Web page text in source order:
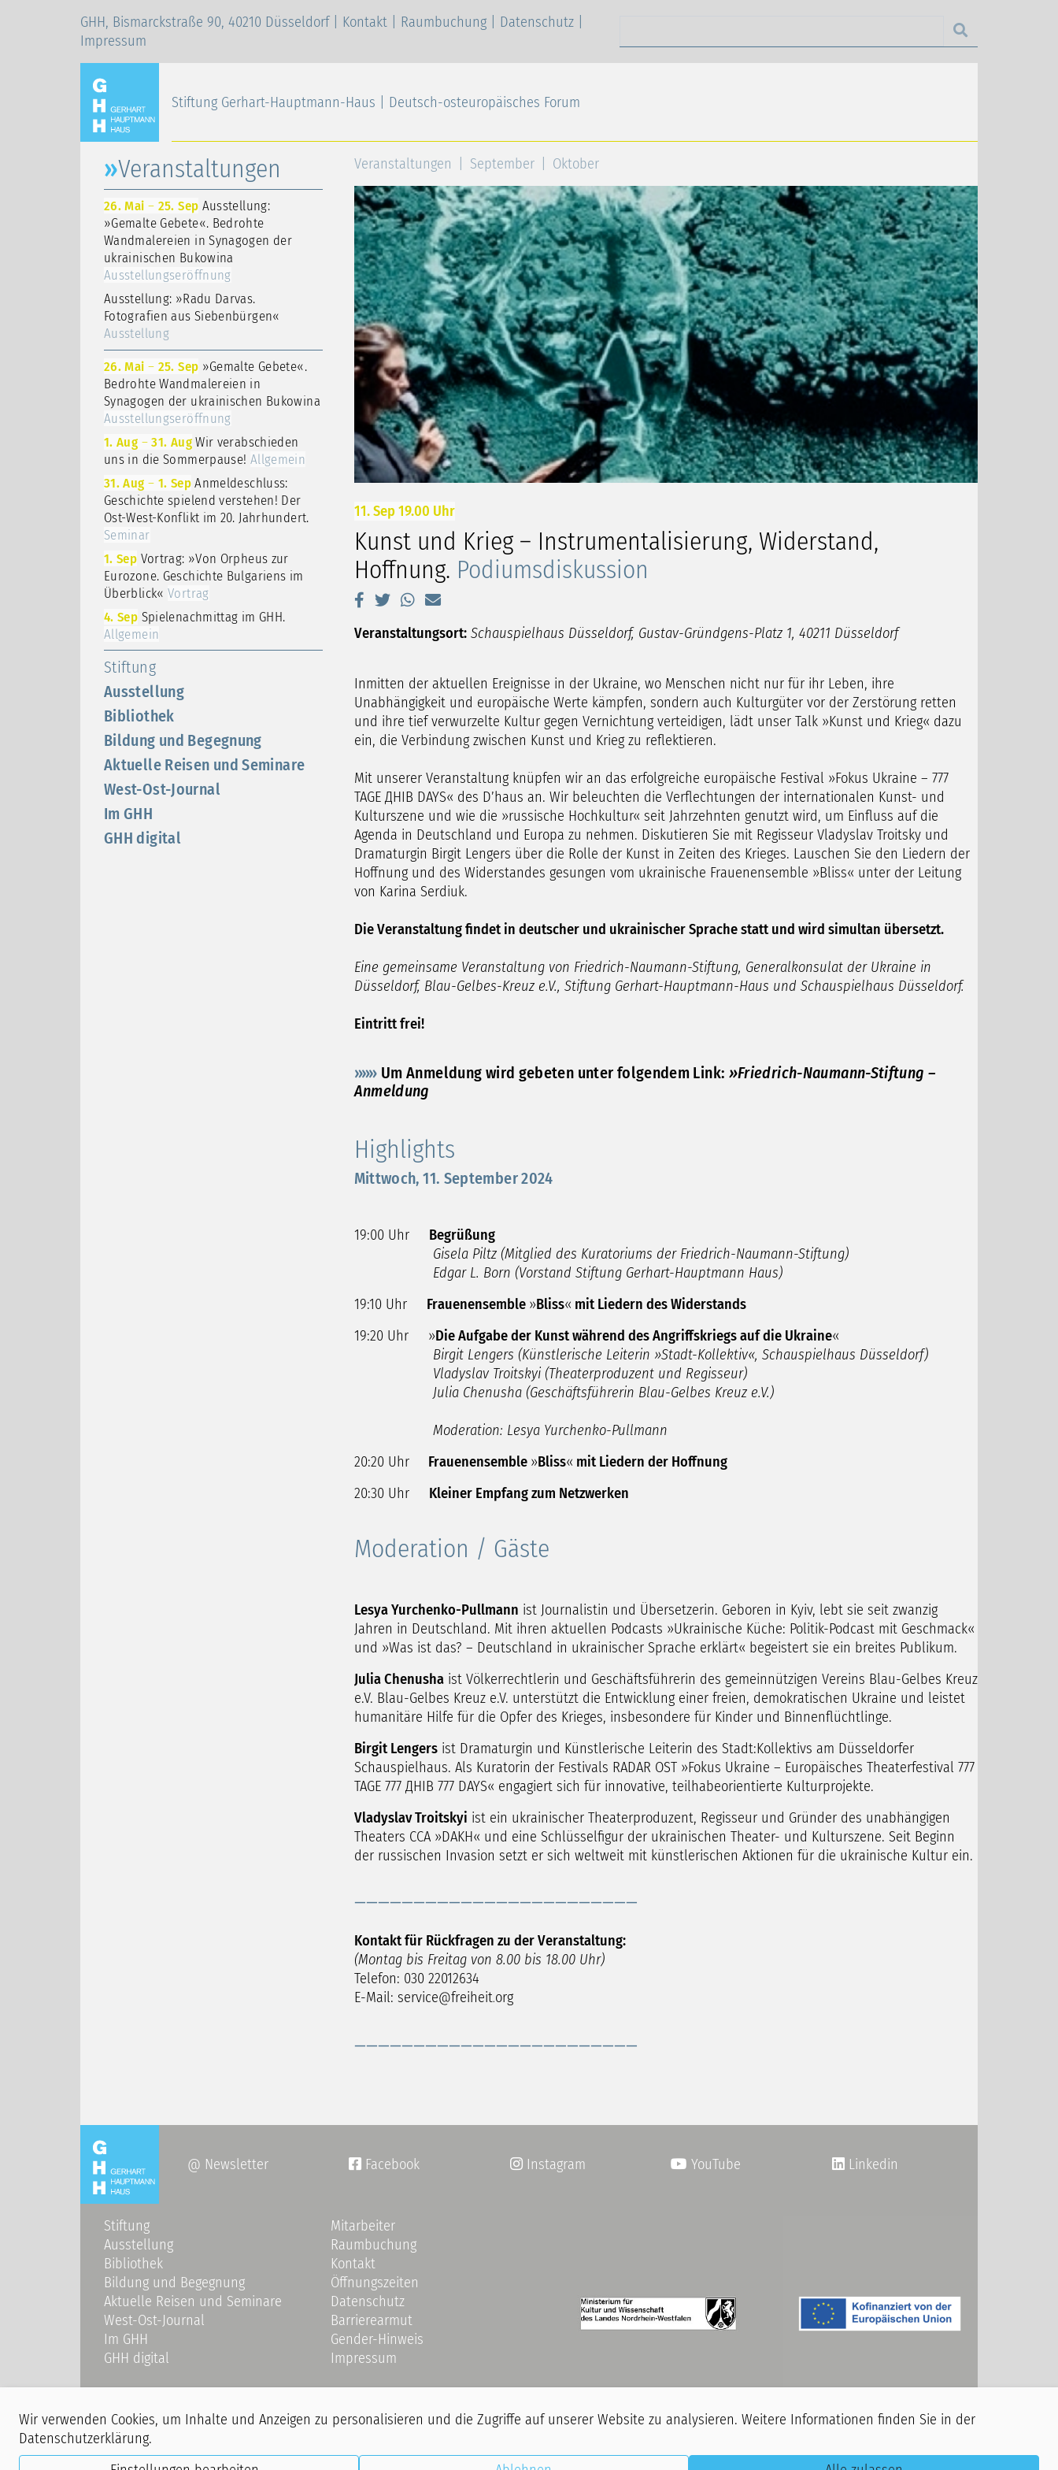
GHH, Bismarckstraße 90, 40210 Düsseldorf | Kontakt Raumbuchung Datenschutz
Impressum
Stiftung Gerhart-Hauptmann-Haus | Deutsch-osteuropäisches Forum
Stiftung
Ausstellung
Bibliothek
Bildung und Begegnung
Aktuelle Reisen und Seminare
West-Ost-Journal
Im GHH
GHH digital
Veranstaltungen
26. Mai – 25. Sep Ausstellung:
»Gemalte Gebete«. Bedrohte
Wandmalereien in Synagogen der
ukrainischen Bukowina
Ausstellungseröffnung
Ausstellung: »Radu Darvas.
Fotografien aus Siebenbürgen«
Ausstellung
26. Mai – 25. Sep »Gemalte Gebete«.
Bedrohte Wandmalereien in
Synagogen der ukrainischen Bukowina
Ausstellungseröffnung
1. Aug –31. AugWir verabschieden
uns in die Sommerpause! Allgemein
31. Aug – 1. SepAnmeldeschluss:
Geschichte spielend verstehen! Der
Ost-West-Konflikt im 20. Jahrhundert.
Seminar
1. Sep Vortrag: »Von Orpheus zur
Eurozone. Geschichte Bulgariens im
Überblick«Vortrag
4. Sep Spielenachmittag im GHH.
Allgemein
Veranstaltungen September Oktober
11. Sep 19.00 Uhr
Kunst und Krieg – Instrumentalisierung, Widerstand,
Hoffnung. Podiumsdiskussion
Veranstaltungsort: Schauspielhaus Düsseldorf, Gustav-Gründgens-Platz 1, 40211 Düsseldorf
Inmitten der aktuellen Ereignisse in der Ukraine, wo Menschen nicht nur für ihr Leben, ihre
Unabhängigkeit und europäische Werte kämpfen, sondern auch Kulturgüter vor der Zerstörung retten
und ihre tief verwurzelte Kultur gegen Vernichtung verteidigen, lädt unser Talk »Kunst und Krieg« dazu
ein, die Verbindung zwischen Kunst und Krieg zu reflektieren.
Mit unserer Veranstaltung knüpfen wir an das erfolgreiche europäische Festival »Fokus Ukraine – 777
TAGE ДНІВ DAYS« des D’haus an. Wir beleuchten die Verflechtungen der internationalen Kunst- und
Kulturszene und wie die »russische Hochkultur« seit Jahrzehnten genutzt wird, um Einfluss auf die
Agenda in Deutschland und Europa zu nehmen. Diskutieren Sie mit Regisseur Vladyslav Troitsky und
Dramaturgin Birgit Lengers über die Rolle der Kunst in Zeiten des Krieges. Lauschen Sie den Liedern der
Hoffnung und des Widerstandes gesungen vom ukrainische Frauenensemble »Bliss« unter der Leitung
von Karina Serdiuk.
Die Veranstaltung findet in deutscher und ukrainischer Sprache statt und wird simultan übersetzt.
Eine gemeinsame Veranstaltung von Friedrich-Naumann-Stiftung, Generalkonsulat der Ukraine in
Düsseldorf, Blau-Gelbes-Kreuz e.V., Stiftung Gerhart-Hauptmann-Haus und Schauspielhaus Düsseldorf.
Eintritt frei!
»»» ​​​ UmAnmeldung wird gebeten unter folgendem Link: »Friedrich-Naumann-Stiftung –
Anmeldung
Highlights
Mittwoch, 11. September 2024
19:00 Uhr Begrüßung
Gisela Piltz (Mitglied des Kuratoriums der Friedrich-Naumann-Stiftung)
Edgar L. Born (Vorstand Stiftung Gerhart-Hauptmann Haus)
19:10 Uhr Frauenensemble »Bliss« mit Liedern des Widerstands
19:20 Uhr »Die Aufgabe der Kunst während des Angriffskriegs auf die Ukraine«
Birgit Lengers (Künstlerische Leiterin »Stadt-Kollektiv«, Schauspielhaus Düsseldorf)
Vladyslav Troitskyi (Theaterproduzent und Regisseur)
Julia Chenusha (Geschäftsführerin Blau-Gelbes Kreuz e.V.)
Moderation: Lesya Yurchenko-Pullmann
20:20 Uhr
Frauenensemble »Bliss« mit Liedern der Hoffnung
20:30 Uhr Kleiner Empfang zum Netzwerken
Moderation / Gäste
Lesya Yurchenko-Pullmann ist Journalistin und Übersetzerin. Geboren in Kyiv, lebt sie seit zwanzig
Jahren in Deutschland. Mit ihren aktuellen Podcasts »Ukrainische Küche: Politik-Podcast mit Geschmack«
und »Was ist das? – Deutschland in ukrainischer Sprache erklärt« begeistert sie ein breites Publikum.
Julia Chenushaist Völkerrechtlerin und Geschäftsführerin des gemeinnützigen Vereins Blau-Gelbes Kreuz
e.V. Blau-Gelbes Kreuz e.V. unterstützt die Entwicklung einer freien, demokratischen Ukraine und leistet
humanitäre Hilfe für die Opfer des Krieges, insbesondere für Kinder und Binnenflüchtlinge.
Birgit Lengersist Dramaturgin und Künstlerische Leiterin des Stadt:Kollektivs am Düsseldorfer
Schauspielhaus. Als Kuratorin der Festivals RADAR OST »Fokus Ukraine – Europäisches Theaterfestival 777
TAGE 777 ДНІВ 777 DAYS« engagiert sich für innovative, teilhabeorientierte Kulturprojekte.
Vladyslav Troitskyi ist ein ukrainischer Theaterproduzent, Regisseur und Gründer des unabhängigen
Theaters CCA »DAKH« und eine Schlüsselfigur der ukrainischen Theater- und Kulturszene. Seit Beginn
der russischen Invasion setzt er sich weltweit mit künstlerischen Aktionen für die ukrainische Kultur ein.
Kontakt für Rückfragen zu der Veranstaltung:
(Montag bis Freitag von 8.00 bis 18.00 Uhr)
Telefon: 030 22012634
E-Mail: service freiheitorg
@ Newsletter  Facebook Instagram YouTube Linkedin
Stiftung
Ausstellung
Bibliothek
Bildung und Begegnung
Aktuelle Reisen und Seminare
West-Ost-Journal
Im GHH
GHH digital
Mitarbeiter
Raumbuchung
Kontakt
Öffnungszeiten
Datenschutz
Barrierearmut
Gender-Hinweis
Impressum
Hinweis: Während unserer Veranstaltungen finden Film- und Fotoaufnahmen statt. Mit dem Betreten unserer Räumlichkeiten erklären Sie sich damit einverstanden, dass Sie ggf.
Wir verwenden Cookies, um Inhalte und Anzeigen zu personalisieren und die Zugriffe auf unserer Website zu analysieren. Weitere Informationen finden Sie in der
Datenschutzerklärung.